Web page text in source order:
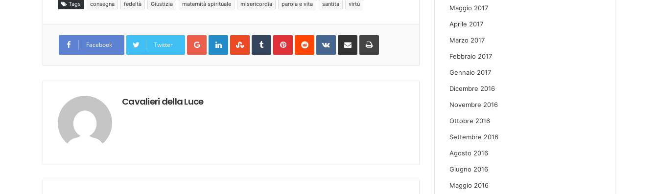
Tags consegna fedeltà Giustizia maternità spirituale misericordia parola e vita santita virtù
Facebook Twitter
Google+LinkedInStumbleUpon
TumblrPinterestReddit VKontakteShare
Email
Print
Cavalieri della Luce
Maggio 2017
Aprile 2017
Marzo 2017
Febbraio 2017
Gennaio 2017
Dicembre 2016
Novembre 2016
Ottobre 2016
Settembre 2016
Agosto 2016
Giugno 2016
Maggio 2016